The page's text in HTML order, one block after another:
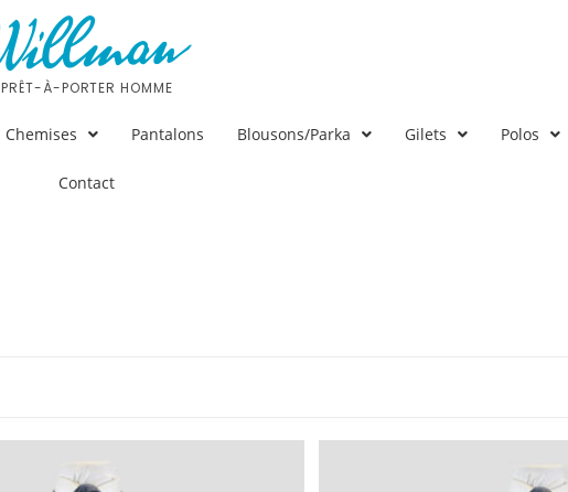
PRÊT-À-PORTER HOMME
Chemises Pantalons Blousons/Parka Gilets Polos
Contact